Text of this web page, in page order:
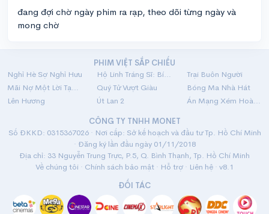
đang đợi chờ ngày phim ra rạp, theo dõi từng ngày và
mong chờ
PHIM VIỆT SẮP CHIẾU
Nghỉ Hè Sợ Nghỉ Hưu
Hộ Linh Tráng Sĩ: Bí Ẩn Mộ Vua Đinh
Trại Buôn Người
Mãi Nợ Một Lời Tạm Biệt
Quý Tử Vượt Giàu
Bóng Ma Nhà Hát
Lên Hương
Út Lan 2
Án Mạng Xém Hoàn Hảo
CÔNG TY TNHH MONET
Số ĐKKD: 0315367026 · Nơi cấp: Sở kế hoạch và đầu tư Tp. Hồ Chí Minh
· Đăng ký lần đầu ngày 01/11/2018
Địa chỉ: 33 Nguyễn Trung Trực, P.5, Q. Bình Thạnh, Tp. Hồ Chí Minh
Về chúng tôi · Chính sách bảo mật · Hỗ trợ · Liên hệ · v8.1
ĐỐI TÁC